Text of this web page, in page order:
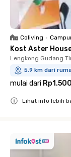
Coliving •
Kost Aster
Lengkong Gudang
5.9 km dari
mulai dari
Lihat info lebih